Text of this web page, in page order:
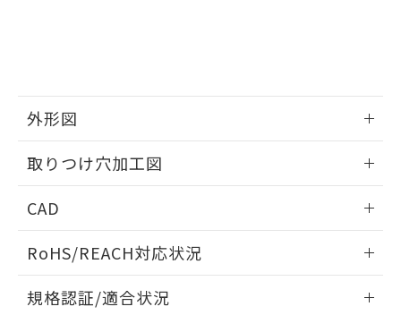
外形図
取りつけ穴加工図
CAD
ドすることができます。
RoHS/REACH対応状況
規格認証/適合状況
マイパーツ機能（部品リスト作成サー
ビス）をご利用いただくには、I-Web
メンバーズにご登録されている必要が
および当社の共同利用者が、当社の製
品・サービスに関するお客様との取
引・商談に必要な範囲で利用すること
※2 対応予定月
部品在庫の切り替え状況などにより、予定
月が前後することがあります。
※3 非含有証明書ダウンロード
下記の非含有証明書をダウンロードするこ
とができます。
「ｅ」：有害物質（10物質）のすべてが基
準値以下であることを示します。
「10」：通常の使用状況下において有害物
質が外部に漏えいし、環境に深刻な影響を
及ぼさない年数を意味します。
販売先および販売に係わる関係者が違
法に輸出するおそれがある場合は、取
合意する
白
情報を公開していない機種